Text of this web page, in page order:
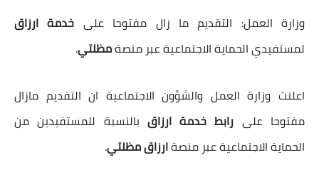
وزارة العمل: التقديم ما زال مفتوحا على خدمة ارزاق
لمستفيدي الحماية الاجتماعية عبر منصةمظلتي.
اعلنت وزارة العمل والشؤون الاجتماعية ان التقديم مازال
مفتوحا على رابط خدمة ارزاق بالنسبة للمستفيدين من
الحماية الاجتماعية عبر منصةارزاق مظلتي.